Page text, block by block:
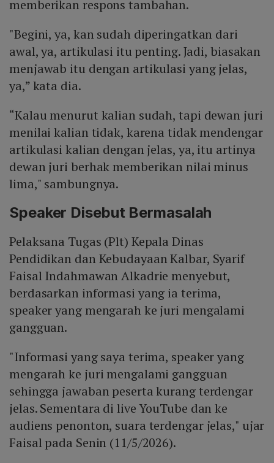
memberikan respons tambahan.
"Begini, ya, kan sudah diperingatkan dari
awal, ya, artikulasi itu penting. Jadi, biasakan
menjawab itu dengan artikulasi yang jelas,
ya,” kata dia.
“Kalau menurut kalian sudah, tapi dewan juri
menilai kalian tidak, karena tidak mendengar
artikulasi kalian dengan jelas, ya, itu artinya
dewan juri berhak memberikan nilai minus
lima," sambungnya.
Speaker Disebut Bermasalah
Pelaksana Tugas (Plt) Kepala Dinas
Pendidikan dan Kebudayaan Kalbar, Syarif
Faisal Indahmawan Alkadrie menyebut,
berdasarkan informasi yang ia terima,
speaker yang mengarah ke juri mengalami
gangguan.
"Informasi yang saya terima, speaker yang
mengarah ke juri mengalami gangguan
sehingga jawaban peserta kurang terdengar
jelas. Sementara di live YouTube dan ke
audiens penonton, suara terdengar jelas," ujar
Faisal pada Senin (11/5/2026).